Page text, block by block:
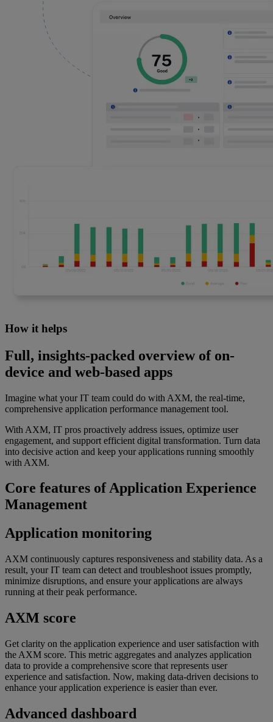
How it helps
Full, insights-packed overview of on-
device and web-based apps
Imagine what your IT team could do with AXM, the real-time,
comprehensive application performance management tool.
With AXM, IT pros proactively address issues, optimize user
engagement, and support efficient digital transformation. Turn data
into decisive action and keep your applications running smoothly
with AXM.
Core features of Application Experience
Management
Application monitoring
AXM continuously captures responsiveness and stability data. As a
result, your IT team can detect and troubleshoot issues promptly,
minimize disruptions, and ensure your applications are always
running at their peak performance.
AXM score
Get clarity on the application experience and user satisfaction with
the AXM score. This metric aggregates and analyzes application
data to provide a comprehensive score that represents user
experience and satisfaction. Now, making data-driven decisions to
enhance your application experience is easier than ever.
Advanced dashboard